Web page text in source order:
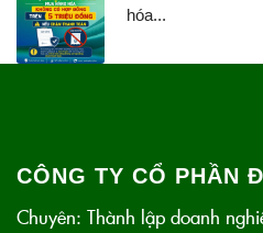
hóa...
CÔNG TY CỔ PHẦN
Chuyên: Thành lập doanh